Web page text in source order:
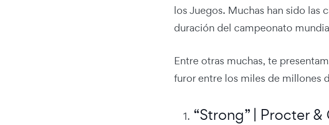
los Juegos. Muchas han sido las
duración del campeonato
Entre otras muchas, te
furor entre los miles de millones
“Strong” | Procter &